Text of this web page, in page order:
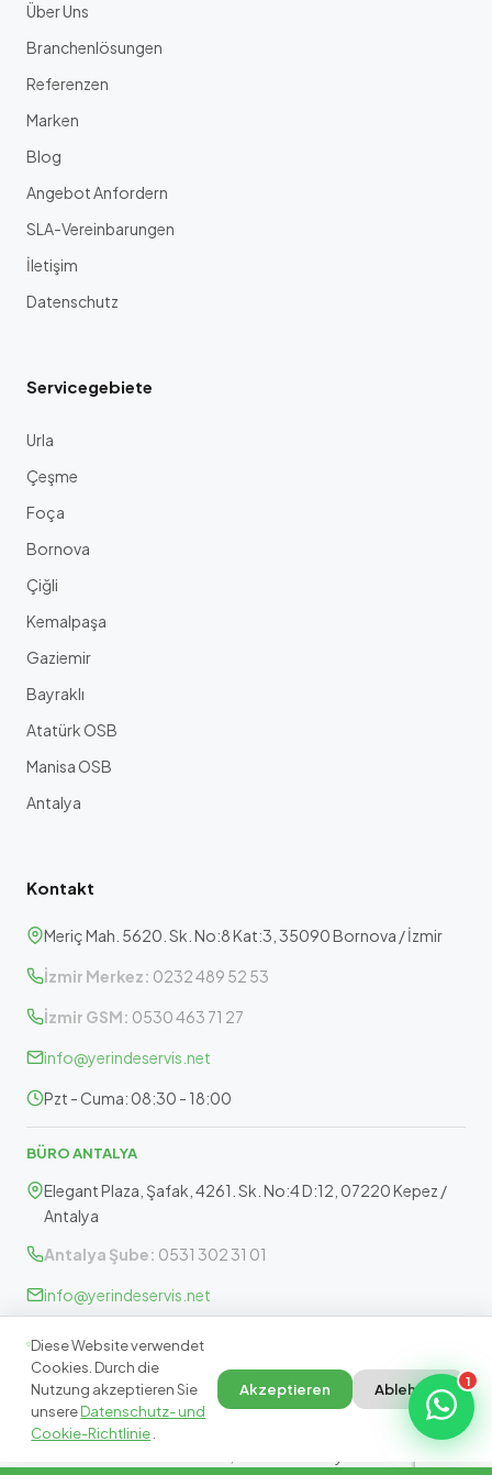
Über Uns
Branchenlösungen
Referenzen
Marken
Blog
Angebot Anfordern
SLA-Vereinbarungen
İletişim
Datenschutz
Servicegebiete
Urla
Çeşme
Foça
Bornova
Çiğli
Kemalpaşa
Gaziemir
Bayraklı
Atatürk OSB
Manisa OSB
Antalya
Kontakt
Meriç Mah. 5620. Sk. No:8 Kat:3, 35090 Bornova / İzmir
İzmir Merkez: 0232 489 52 53
İzmir GSM: 0530 463 71 27
info@yerindeservis.net
Pzt - Cuma: 08:30 - 18:00
BÜRO ANTALYA
Elegant Plaza, Şafak, 4261. Sk. No:4 D:12, 07220 Kepez /
Antalya
Antalya Şube: 0531 302 31 01
info@yerindeservis.net
Pazartesi - Cuma: 09:30 - 17:30
1
Diese Website verwendet
Cookies. Durch die
Nutzung akzeptieren Sie
unsereDatenschutz- und
Cookie-Richtlinie
Akzeptieren Ablehnen